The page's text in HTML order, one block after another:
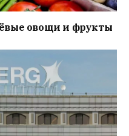
овощи и фрукты